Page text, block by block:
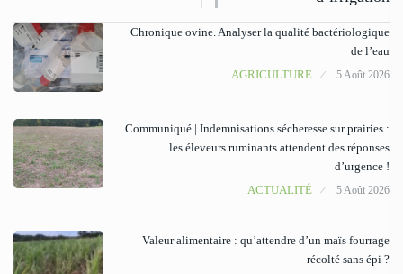
Chronique ovine. Analyser la qualité bactériologique
de l’eau
AGRICULTURE
5 Août 2026
Communiqué | Indemnisations sécheresse sur prairies :
les éleveurs ruminants attendent des réponses
d’urgence !
ACTUALITÉ
5 Août 2026
Valeur alimentaire : qu’attendre d’un maïs fourrage
récolté sans épi ?